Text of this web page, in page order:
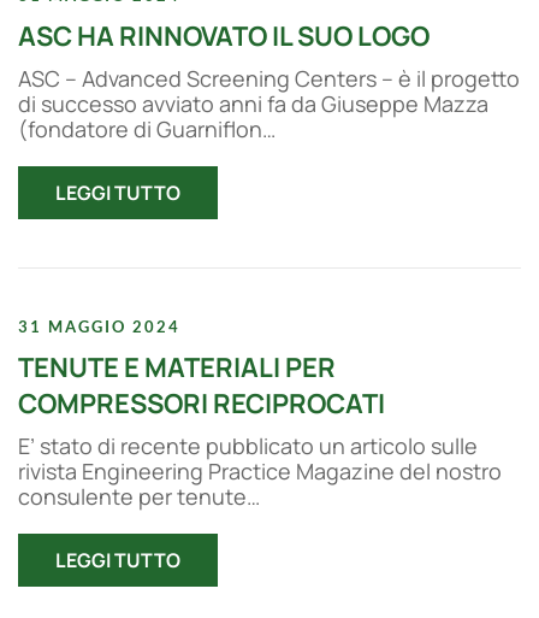
ASC HA RINNOVATO IL SUO LOGO
ASC – Advanced Screening Centers – è il progetto
di successo avviato anni fa da Giuseppe Mazza
(fondatore di Guarniflon…
LEGGI TUTTO
31 MAGGIO 2024
TENUTE E MATERIALI PER
COMPRESSORI RECIPROCATI
E’ stato di recente pubblicato un articolo sulle
rivista Engineering Practice Magazine del nostro
consulente per tenute…
LEGGI TUTTO